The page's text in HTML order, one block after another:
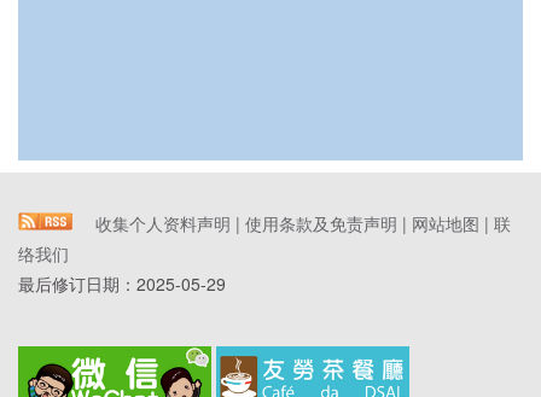
收集个人资料声明 | 使用条款及免责声明 | 网站地图 | 联
络我们
最后修订日期： 2025-05-29